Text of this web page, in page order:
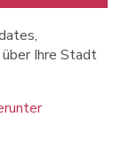
Ihre Stadt